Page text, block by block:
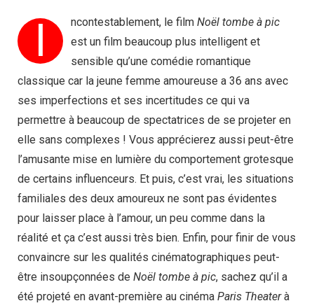
I ncontestablement, le film Noël tombe à pic
est un film beaucoup plus intelligent et
sensible qu’une comédie romantique
classique car la jeune femme amoureuse a 36 ans avec
ses imperfections et ses incertitudes ce qui va
permettre à beaucoup de spectatrices de se projeter en
elle sans complexes ! Vous apprécierez aussi peut-être
l’amusante mise en lumière du comportement grotesque
de certains influenceurs. Et puis, c’est vrai, les situations
familiales des deux amoureux ne sont pas évidentes
pour laisser place à l’amour, un peu comme dans la
réalité et ça c’est aussi très bien. Enfin, pour finir de vous
convaincre sur les qualités cinématographiques peut-
être insoupçonnées de Noël tombe à pic, sachez qu’il a
été projeté en avant-première au cinéma Paris Theaterà